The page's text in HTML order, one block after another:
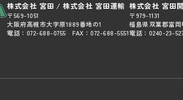
株式会社 宮田 / 株式会社 宮田運輸
〒569-1051
大阪府高槻市大字原1889番地の1
電話： 072-688-0755 FAX：072-688-5551
株式会社 宮田
〒979-1131
福島県双葉郡富
電話： 0240-23-